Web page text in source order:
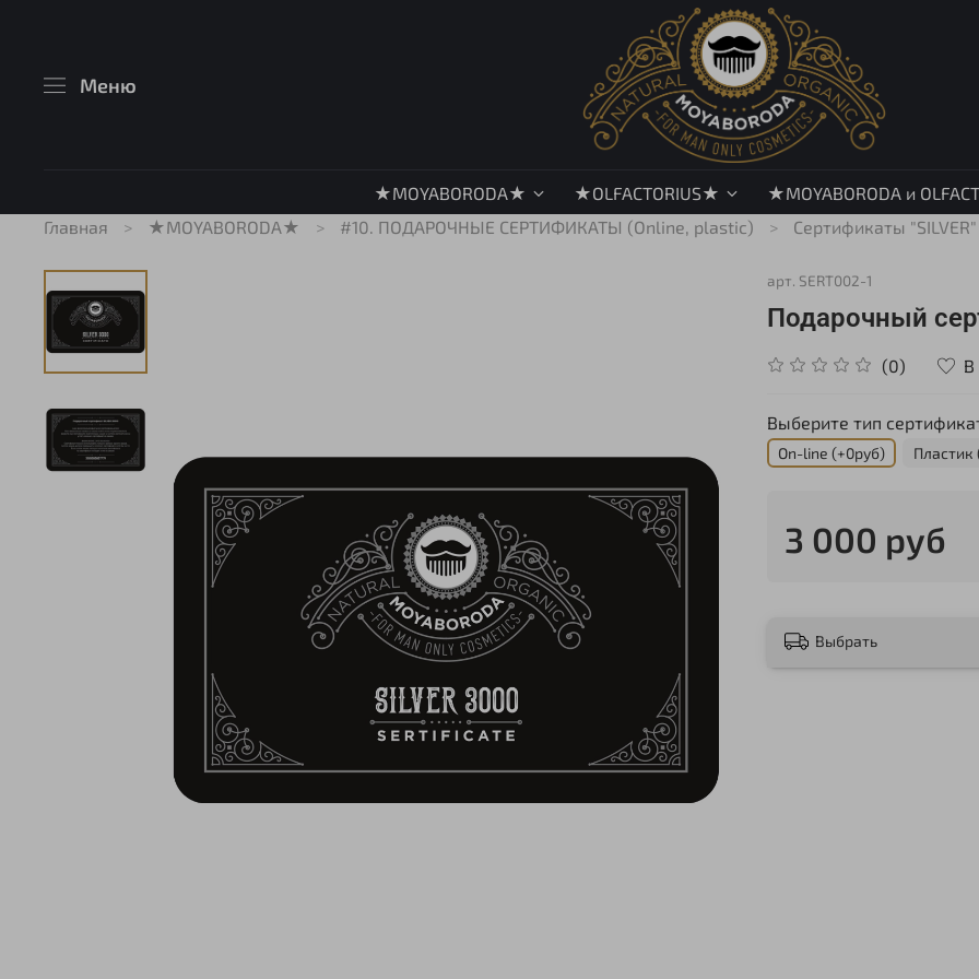
Меню
★MOYABORODA★ ★OLFACTORIUS★
★MOYABORODA и
Главная
★MOYABORODA★ #10. ПОДАРОЧНЫЕ СЕРТИФИКАТЫ (Online, plastic) Сертификаты
арт. SERT002-1
Подарочный
(0) В
Выберите тип
On-line (+0руб) Пластик
3 000 руб
Выбрать